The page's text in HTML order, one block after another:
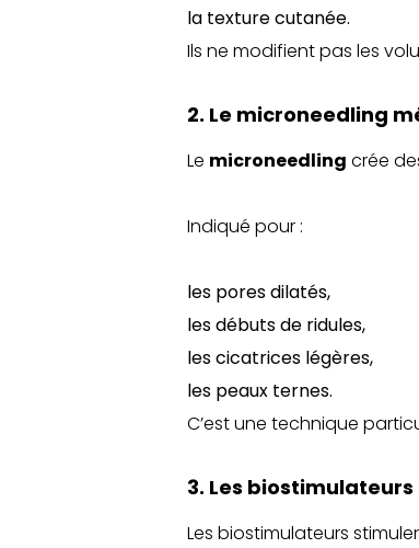
la texture cutanée.
Ils ne modifient pas les
2. Le microneedling
Le microneedling crée
Indiqué pour :
les pores dilatés,
les débuts de ridules,
les cicatrices légères,
les peaux ternes.
C’est une technique
3. Les
Les biostimulateurs